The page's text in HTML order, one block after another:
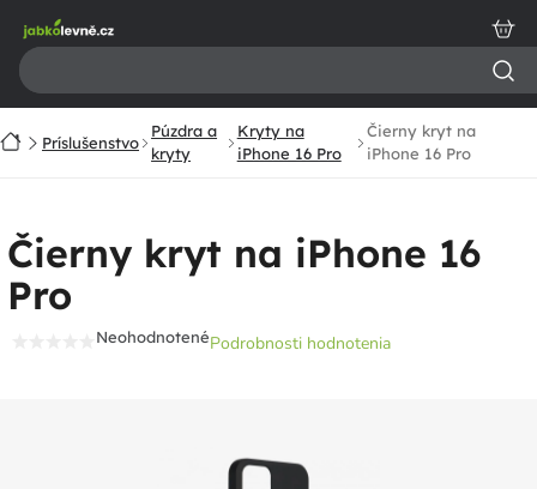
obsah
DomovPríslušenstvo
Púzdra a
kryty
Kryty na
iPhone 16 Pro
Čierny kryt na
iPhone 16 Pro
Čierny kryt na iPhone 16
Pro
NeohodnotenéPodrobnosti hodnotenia